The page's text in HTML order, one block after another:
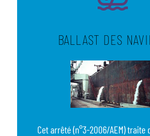
BALLAST DES
Cet arrêté (n°3-2006/AEM) traite